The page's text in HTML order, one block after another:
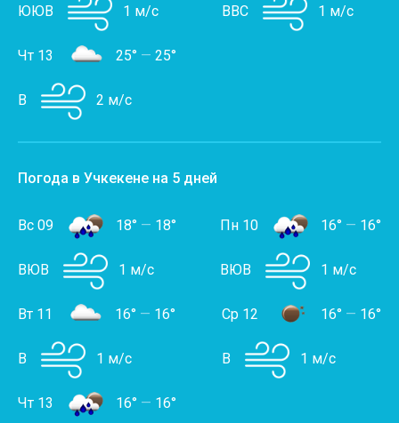
ЮЮВ 1 м/с ВВС 1 м/с
Чт 13 25° — 25°
В 2 м/с
Погода в Учкекене на 5 дней
Вс 09 18° — 18°
ВЮВ 1 м/с
Пн 10 16° — 16°
ВЮВ 1 м/с
Вт 11 16° — 16°
В 1 м/с
Ср 12 16° — 16°
В 1 м/с
Чт 13 16° — 16°